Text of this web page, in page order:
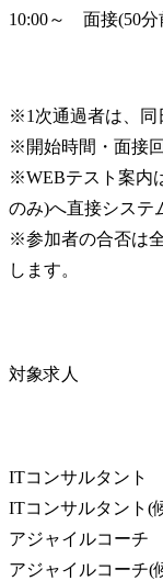
10:00～　面接(50
※1次通過者は、同
※開始時間・面接
※WEBテスト案内
のみ)へ直接システ
※参加者の合否は
します。
対象求人
ITコンサルタント
ITコンサルタント(
アジャイルコーチ
アジャイルコーチ(